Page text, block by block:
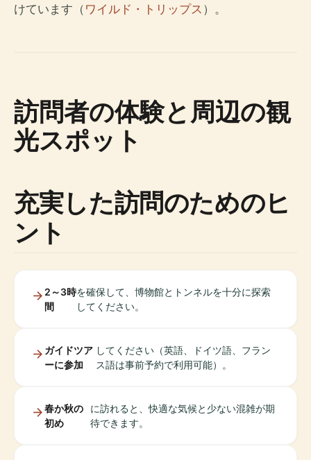
けています（ ワイルド・トリップス ）。
訪問者の体験と周辺の観
光スポット
充実した訪問のためのヒ
ント
2～3時
間
を確保して、博物館とトンネルを十分に探索
してください。
ガイドツア
ーに参加
してください（英語、ドイツ語、フラン
ス語は事前予約で利用可能）。
春か秋の
初め
に訪れると、快適な気候と少ない混雑が期
待できます。